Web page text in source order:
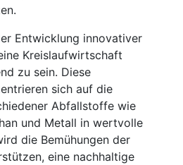
Entwicklung innovativer
Kreislaufwirtschaft
zu sein. Diese
sich auf die
Abfallstoffe wie
und Metall in wertvolle
die Bemühungen der
eine nachhaltige